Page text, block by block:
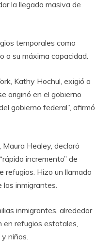
la llegada masiva de
temporales como
a su máxima capacidad.
Kathy Hochul, exigió a
originó en el gobierno
gobierno federal”, afirmó
Healey, declaró
incremento” de
refugios. Hizo un llamado
inmigrantes.
inmigrantes, alrededor
refugios estatales,
niños.